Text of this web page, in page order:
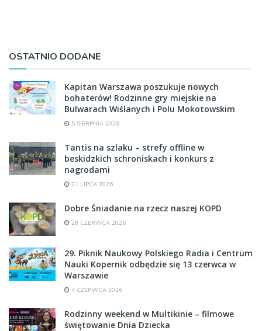
OSTATNIO DODANE
Kapitan Warszawa poszukuje nowych
bohaterów! Rodzinne gry miejskie na
Bulwarach Wiślanych i Polu Mokotowskim
5 SIERPNIA 2026
Tantis na szlaku – strefy offline w
beskidzkich schroniskach i konkurs z
nagrodami
21 LIPCA 2026
Dobre Śniadanie na rzecz naszej KOPD
28 CZERWCA 2026
29. Piknik Naukowy Polskiego Radia i Centrum
Nauki Kopernik odbędzie się 13 czerwca w
Warszawie
4 CZERWCA 2026
Rodzinny weekend w Multikinie – filmowe
świętowanie Dnia Dziecka